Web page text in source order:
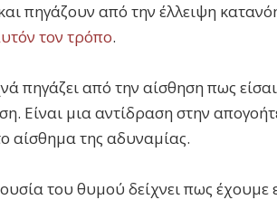
πηγάζουν από την έλλειψη
τον τρόπο.
πηγάζει από την αίσθηση πως
Είναι μια αντίδραση στην
αίσθημα της αδυναμίας.
του θυμού δείχνει πως έχουμε